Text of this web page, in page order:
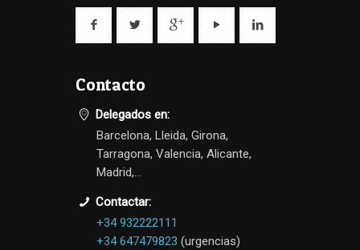
Contacto
Delegados en:
Barcelona, Lleida, Girona,
Tarragona, Valencia, Alicante,
Madrid,...
Contactar:
+34 932222111
+34 647479823 (urgencias)